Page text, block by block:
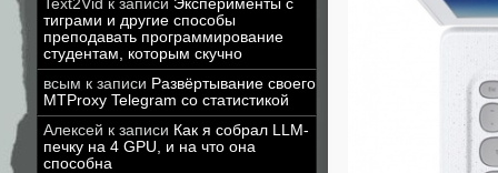
Text2Vid к записи Эксперименты с
тиграми и другие способы
преподавать программирование
студентам, которым скучно
всым к записи Развёртывание своего
MTProxy Telegram со статистикой
Алексей к записи Как я собрал LLM-
печку на 4 GPU, и на что она
способна